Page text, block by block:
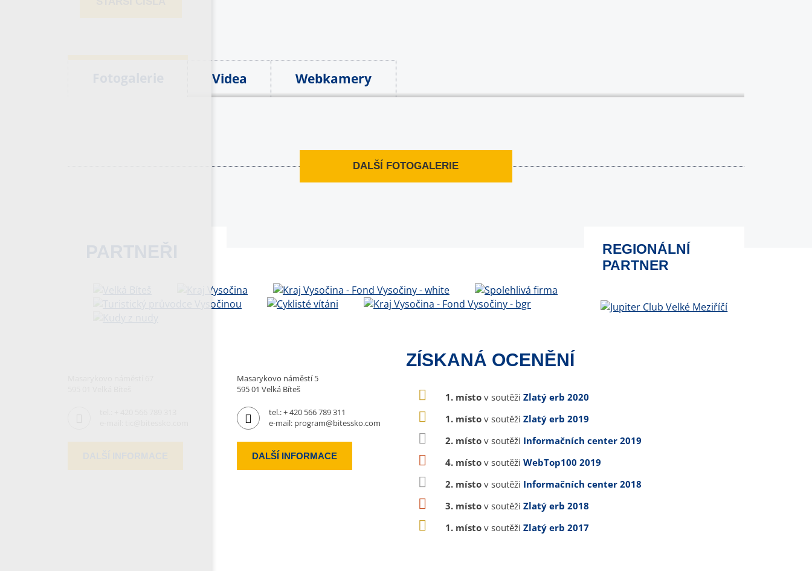
Videa Webkamery
DALŠÍ FOTOGALERIE
REGIONÁLNÍ
PARTNER
Masarykovo náměstí 5
595 01 Velká Bíteš
tel.:+ 420 566 789 311
e-mail: program@bitessko.com
DALŠÍ INFORMACE
ZÍSKANÁ OCENĚNÍ
1. místo v soutěži Zlatý erb 2020
1. místo v soutěži Zlatý erb 2019
2. místo v soutěži Informačních center 2019
4. místo v soutěži WebTop100 2019
2. místo v soutěži Informačních center 2018
3. místo v soutěži Zlatý erb 2018
1. místo v soutěži Zlatý erb 2017